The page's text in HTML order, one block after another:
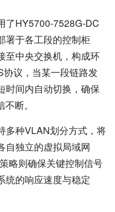
HY5700-7528G-DC
署于各工段的控制柜
至中央交换机，构成环
议，当某一段链路发
时间内自动切换，确保
断。
种VLAN划分方式，将
自独立的虚拟局域网
略则确保关键控制信号
统的响应速度与稳定